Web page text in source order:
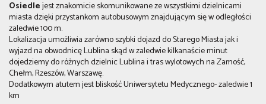
Osiedlejest znakomicie skomunikowane ze wszystkimi dzielnicami
miasta dzięki przystankom autobusowym znajdującym się w odległości
zaledwie 100 m.
Lokalizacja umożliwia zarówno szybki dojazd do Starego Miasta jak i
wyjazd na obwodnicę Lublina skąd w zaledwie kilkanaście minut
dojedziemy do różnych dzielnic Lublina i tras wylotowych na Zamość,
Chełm, Rzeszów, Warszawę.
Dodatkowym atutem jest bliskość Uniwersytetu Medycznego- zaledwie 1
km